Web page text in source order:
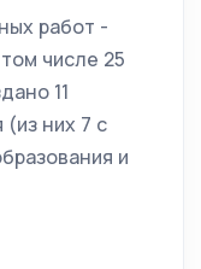
работ -
числе 25
11
них 7 с
и